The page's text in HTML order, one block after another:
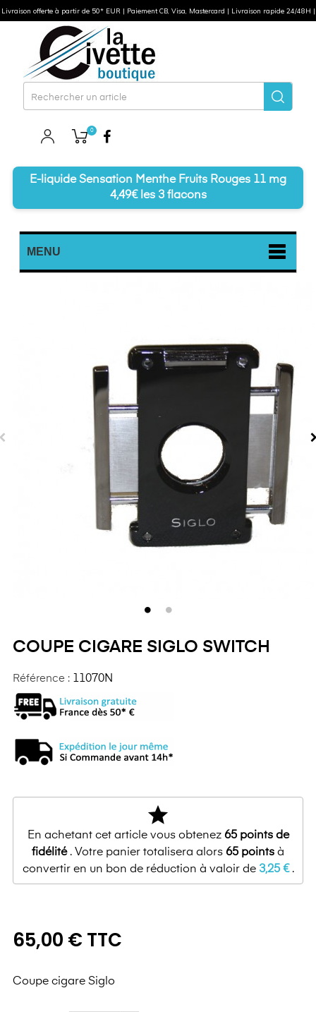
0
E-liquide Sensation Menthe Fruits Rouges 11 mg
4,49€ les 3 flacons
MENU
COUPE CIGARE SIGLO SWITCH
Référence : 11070N
star
En achetant cet article vous obtenez 65points de
fidélité. Votre panier totalisera alors 65points à
convertir en un bon de réduction à valoir de 3,25 €.
65,00 € TTC
Coupe cigare Siglo
Livraison offerte à partir de 50* EUR | Paiement CB, Visa, Mastercard | Livraison rapide 24/48H |